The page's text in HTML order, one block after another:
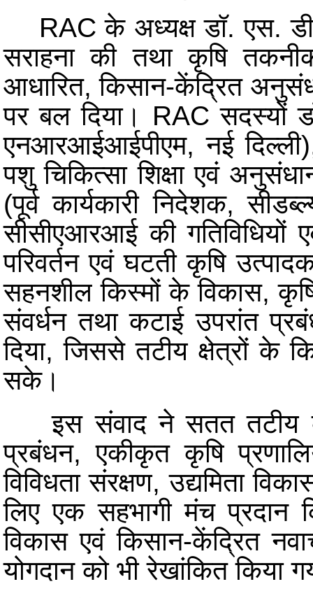
RAC के अध्यक्ष डॉ. एस.
सराहना की तथा कृषि
आधारित, किसान-केंद्रित
पर बल दिया। RAC सदस्यों
एनआरआईआईपीएम, नई दिल्ली),
पशु चिकित्सा शिक्षा एवं
(पूर्व कार्यकारी निदेशक,
सीसीएआरआई की गतिविधियों
परिवर्तन एवं घटती कृषि
सहनशील किस्मों के विकास,
संवर्धन तथा कटाई उपरांत
दिया, जिससे तटीय क्षेत्रों के
सके।
इस संवाद ने सतत तटीय
प्रबंधन, एकीकृत कृषि
विविधता संरक्षण, उद्यमिता
लिए एक सहभागी मंच प्रदान
विकास एवं किसान-केंद्रित
योगदान को भी रेखांकित किया